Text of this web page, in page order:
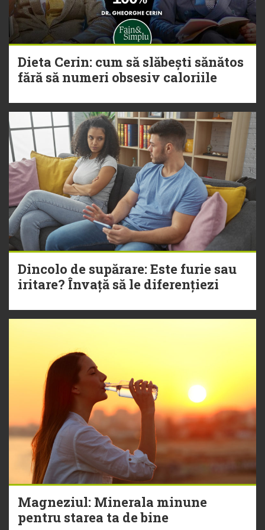
Dieta Cerin: cum să slăbești sănătos
fără să numeri obsesiv caloriile
Dincolo de supărare: Este furie sau
iritare? Învață să le diferențiezi
Magneziul: Minerala minune
pentru starea ta de bine